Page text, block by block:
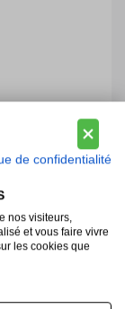
de confidentialité
nos visiteurs,
et vous faire vivre
les cookies que